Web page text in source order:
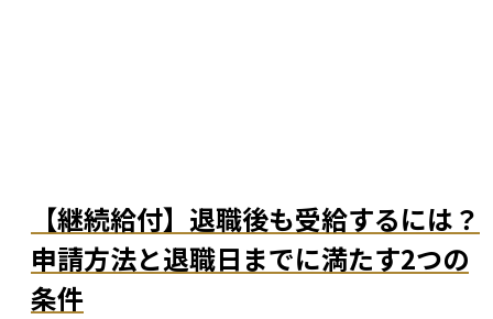
【継続給付】退職後も受給するには？
申請方法と退職日までに満たす2つの
条件